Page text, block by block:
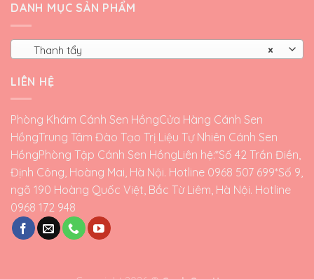
DANH MỤC SẢN PHẨM
×
Thanh tẩy
LIÊN HỆ
Phòng Khám Cánh Sen HồngCửa Hàng Cánh Sen
HồngTrung Tâm Đào Tạo Trị Liệu Tự Nhiên Cánh Sen
HồngPhòng Tập Cánh Sen HồngLiên hệ:*Số 42 Trần Điền,
Định Công, Hoàng Mai, Hà Nội. Hotline 0968 507 699*Số 9,
ngõ 190 Hoàng Quốc Việt, Bắc Từ Liêm, Hà Nội. Hotline
0968 172 948